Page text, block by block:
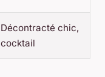
Décontracté chic,
cocktail